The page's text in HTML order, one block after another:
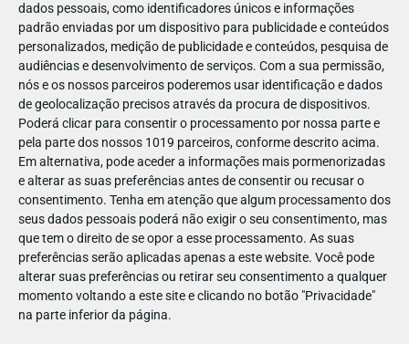
dados pessoais, como identificadores únicos e informações
padrão enviadas por um dispositivo para publicidade e conteúdos
personalizados, medição de publicidade e conteúdos, pesquisa de
audiências e desenvolvimento de serviços. Com a sua permissão,
nós e os nossos parceiros poderemos usar identificação e dados
de geolocalização precisos através da procura de dispositivos.
Poderá clicar para consentir o processamento por nossa parte e
pela parte dos nossos 1019 parceiros, conforme descrito acima.
Em alternativa, pode aceder a informações mais pormenorizadas
e alterar as suas preferências antes de consentir ou recusar o
consentimento. Tenha em atenção que algum processamento dos
seus dados pessoais poderá não exigir o seu consentimento, mas
que tem o direito de se opor a esse processamento. As suas
preferências serão aplicadas apenas a este website. Você pode
alterar suas preferências ou retirar seu consentimento a qualquer
momento voltando a este site e clicando no botão "Privacidade"
na parte inferior da página.
Também lhe pode interessar
Desafiámos algumas famílias sobre as séries do
PAIS | APPS, JOGOS E TV | PARENTALIDADE